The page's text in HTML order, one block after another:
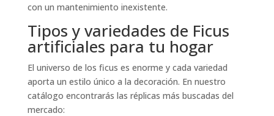
con un mantenimiento inexistente.
Tipos y variedades de Ficus
artificiales para tu hogar
El universo de los ficus es enorme y cada variedad
aporta un estilo único a la decoración. En nuestro
catálogo encontrarás las réplicas más buscadas del
mercado: